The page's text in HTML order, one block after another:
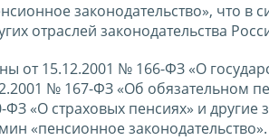
законодательство», что в
отраслей законодательства
от 15.12.2001 № 166-ФЗ «О
№ 167-ФЗ «Об обязательном
«О страховых пенсиях» и другие
«пенсионное законодательство».